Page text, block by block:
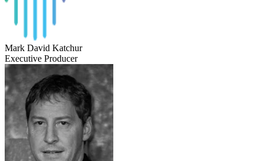
Mark David Katchur
Executive Producer